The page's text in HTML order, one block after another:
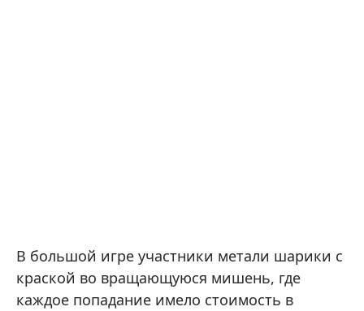
В большой игре участники метали шарики с
краской во вращающуюся мишень, где
каждое попадание имело стоимость в